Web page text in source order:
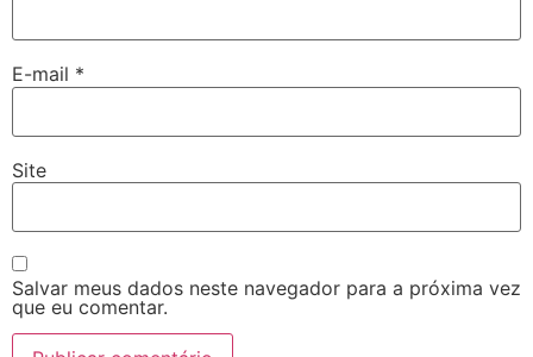
E-mail *
Site
Salvar meus dados neste navegador para a próxima vez
que eu comentar.